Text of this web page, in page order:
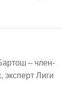
– член-
эксперт Лиги